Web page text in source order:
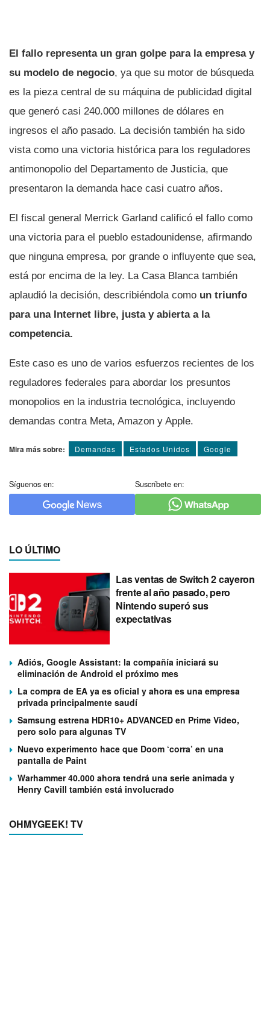
El fallo representa un gran golpe para la empresa y
su modelo de negocio, ya que su motor de búsqueda
es la pieza central de su máquina de publicidad digital
que generó casi 240.000 millones de dólares en
ingresos el año pasado. La decisión también ha sido
vista como una victoria histórica para los reguladores
antimonopolio del Departamento de Justicia, que
presentaron la demanda hace casi cuatro años.
El fiscal general Merrick Garland calificó el fallo como
una victoria para el pueblo estadounidense, afirmando
que ninguna empresa, por grande o influyente que sea,
está por encima de la ley. La Casa Blanca también
aplaudió la decisión, describiéndola como un triunfo
para una Internet libre, justa y abierta a la
competencia.
Este caso es uno de varios esfuerzos recientes de los
reguladores federales para abordar los presuntos
monopolios en la industria tecnológica, incluyendo
demandas contra Meta, Amazon y Apple.
Mira más sobre: Demandas Estados Unidos Google
Síguenos en: Suscríbete en:
LO ÚLTIMO
Las ventas de Switch 2 cayeron
frente al año pasado, pero
Nintendo superó sus
expectativas
Adiós, Google Assistant: la compañía iniciará su
eliminación de Android el próximo mes
La compra de EA ya es oficial y ahora es una empresa
privada principalmente saudí
Samsung estrena HDR10+ ADVANCED en Prime Video,
pero solo para algunas TV
Nuevo experimento hace que Doom ‘corra’ en una
pantalla de Paint
Warhammer 40.000 ahora tendrá una serie animada y
Henry Cavill también está involucrado
OHMYGEEK! TV